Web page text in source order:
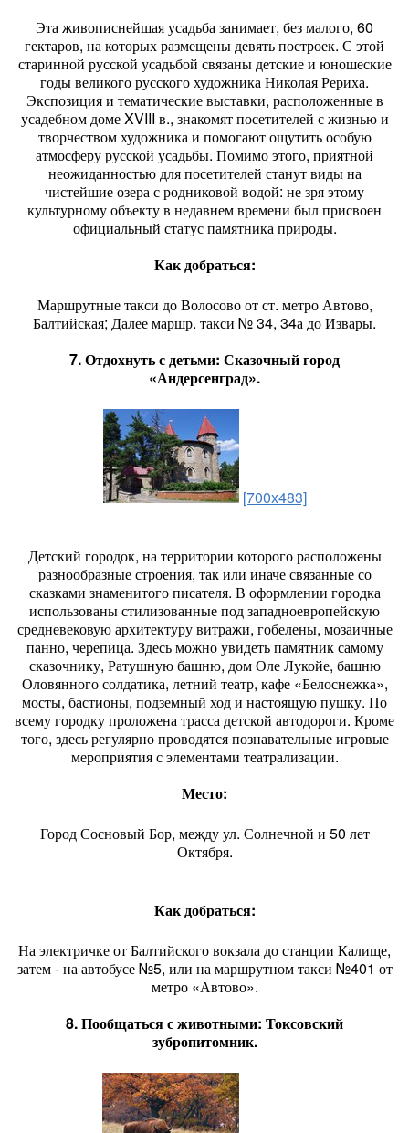
Эта живописнейшая усадьба занимает, без малого, 60
гектаров, на которых размещены девять построек. С этой
старинной русской усадьбой связаны детские и юношеские
годы великого русского художника Николая Рериха.
Экспозиция и тематические выставки, расположенные в
усадебном доме XVIII в., знакомят посетителей с жизнью и
творчеством художника и помогают ощутить особую
атмосферу русской усадьбы. Помимо этого, приятной
неожиданностью для посетителей станут виды на
чистейшие озера с родниковой водой: не зря этому
культурному объекту в недавнем времени был присвоен
официальный статус памятника природы.
Как добраться:
Маршрутные такси до Волосово от ст. метро Автово,
Балтийская; Далее маршр. такси № 34, 34а до Извары.
7. Отдохнуть с детьми: Сказочный город
«Андерсенград».
[700x483]
Детский городок, на территории которого расположены
разнообразные строения, так или иначе связанные со
сказками знаменитого писателя. В оформлении городка
использованы стилизованные под западноевропейскую
средневековую архитектуру витражи, гобелены, мозаичные
панно, черепица. Здесь можно увидеть памятник самому
сказочнику, Ратушную башню, дом Оле Лукойе, башню
Оловянного солдатика, летний театр, кафе «Белоснежка»,
мосты, бастионы, подземный ход и настоящую пушку. По
всему городку проложена трасса детской автодороги. Кроме
того, здесь регулярно проводятся познавательные игровые
мероприятия с элементами театрализации.
Место:
Город Сосновый Бор, между ул. Солнечной и 50 лет
Октября.
Как добраться:
На электричке от Балтийского вокзала до станции Калище,
затем - на автобусе №5, или на маршрутном такси №401 от
метро «Автово».
8. Пообщаться с животными: Токсовский
зубропитомник.